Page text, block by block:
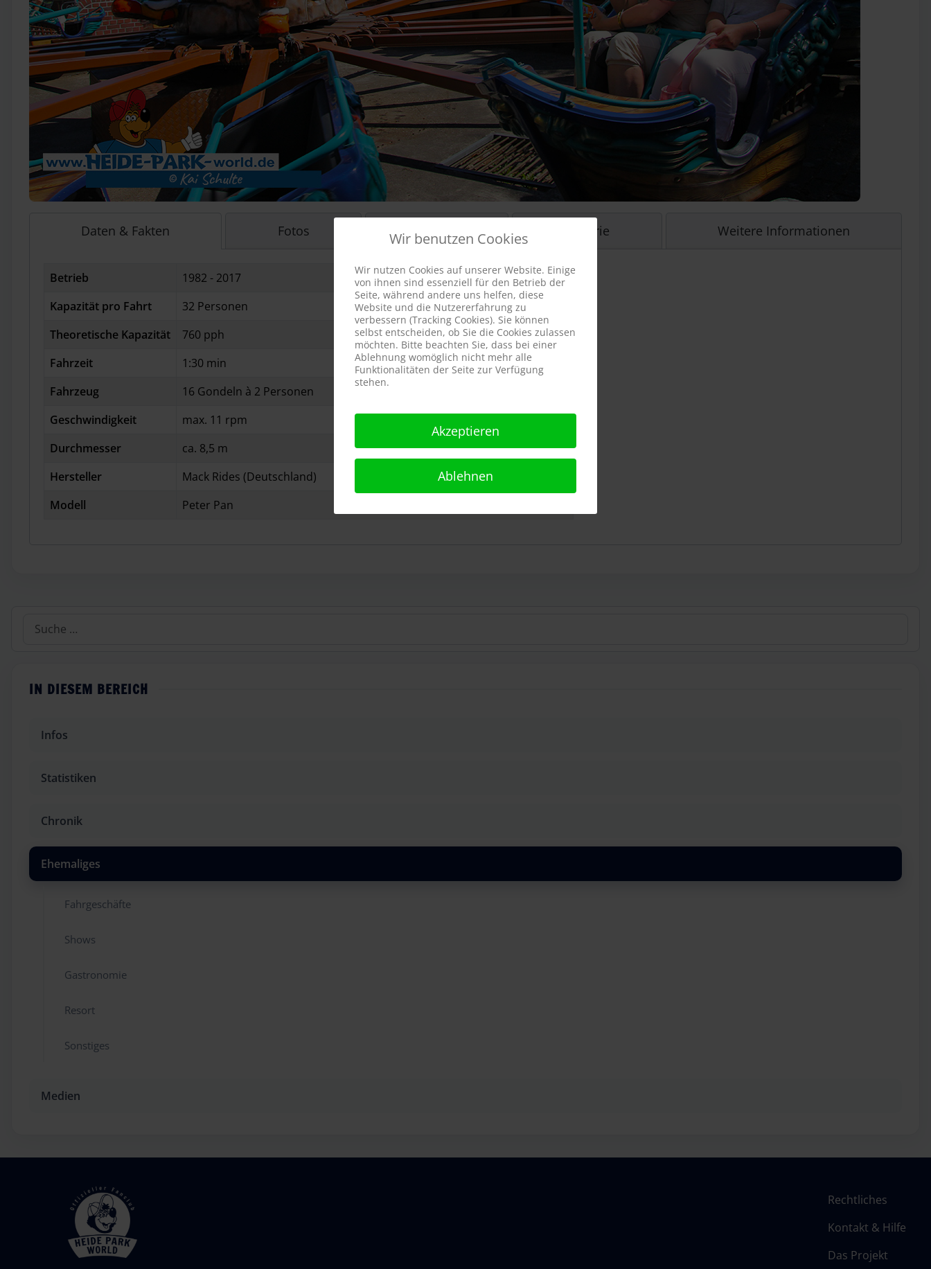
Daten & Fakten Fotos Videos Historie Weitere Informationen
Betrieb
1982 - 2017
Kapazität pro Fahrt
32 Personen
Theoretische Kapazität
760 pph
Fahrzeit
1:30 min
Fahrzeug
16 Gondeln à 2 Personen
Geschwindigkeit
max. 11 rpm
Durchmesser
ca. 8,5 m
Hersteller
Mack Rides (Deutschland)
Modell
Peter Pan
Suchen
IN DIESEM BEREICH
Infos
Statistiken
Chronik
Ehemaliges
Fahrgeschäfte
Shows
Gastronomie
Resort
Sonstiges
Medien
Rechtliches
Kontakt & Hilfe
Das Projekt
Wir benutzen Cookies
Wir nutzen Cookies auf unserer Website. Einige
von ihnen sind essenziell für den Betrieb der
Seite, während andere uns helfen, diese
Website und die Nutzererfahrung zu
verbessern (Tracking Cookies). Sie können
selbst entscheiden, ob Sie die Cookies zulassen
möchten. Bitte beachten Sie, dass bei einer
Ablehnung womöglich nicht mehr alle
Funktionalitäten der Seite zur Verfügung
stehen.
Akzeptieren
Ablehnen